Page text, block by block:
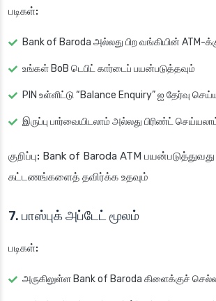
படிகள்:
Bank of Baroda அல்லது பிற வங்கியின் ATM-
உங்கள் BoB டெபிட் கார்டைப் பயன்படுத்தவும்
PIN உள்ளிட்டு “Balance Enquiry” ஐ தேர்வு
இருப்பு பார்வையிடலாம் அல்லது பிரிண்ட்
குறிப்பு: Bank of Baroda ATM பயன்படுத்துவது
கட்டணங்களைத் தவிர்க்க உதவும்
7. பாஸ்புக் அப்டேட் மூலம்
படிகள்:
அருகிலுள்ள Bank of Baroda கிளைக்குச்